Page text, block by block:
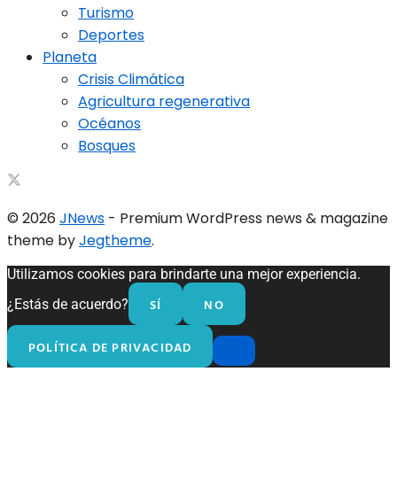
Turismo
Deportes
Planeta
Crisis Climática
Agricultura regenerativa
Océanos
Bosques
© 2026 JNews - Premium WordPress news & magazine
theme byJegtheme.
Utilizamos cookies para brindarte una mejor experiencia.
¿Estás de acuerdo?
SÍ NO
POLÍTICA DE PRIVACIDAD